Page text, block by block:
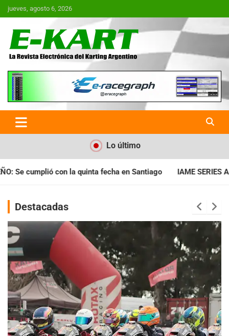
Saltar
al
jueves, agosto 6, 2026
E-Kart.com.ar | La Revista
Electrónica del Karting en
Argentina
Lo último
en Santiago IAME SERIES ARGENTINA: Horarios para la
Destacadas